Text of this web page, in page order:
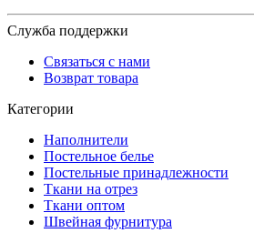
Служба поддержки
Связаться с нами
Возврат товара
Категории
Наполнители
Постельное белье
Постельные принадлежности
Ткани на отрез
Ткани оптом
Швейная фурнитура